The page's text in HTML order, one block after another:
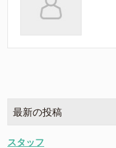
最新の投稿
スタッフ